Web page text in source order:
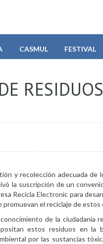
CASMUL FESTIVAL
RESIDUOS
y recolección adecuada
la suscripción de un
Recicla Electronic para
promuevan el reciclaje de
de la ciudadanía
estos residuos en la
por las sustancias